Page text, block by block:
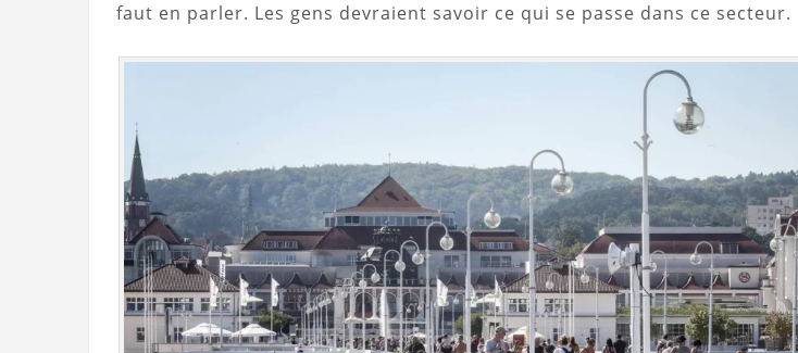
faut en parler. Les gens devraient savoir ce qui se passe dans ce secteur.